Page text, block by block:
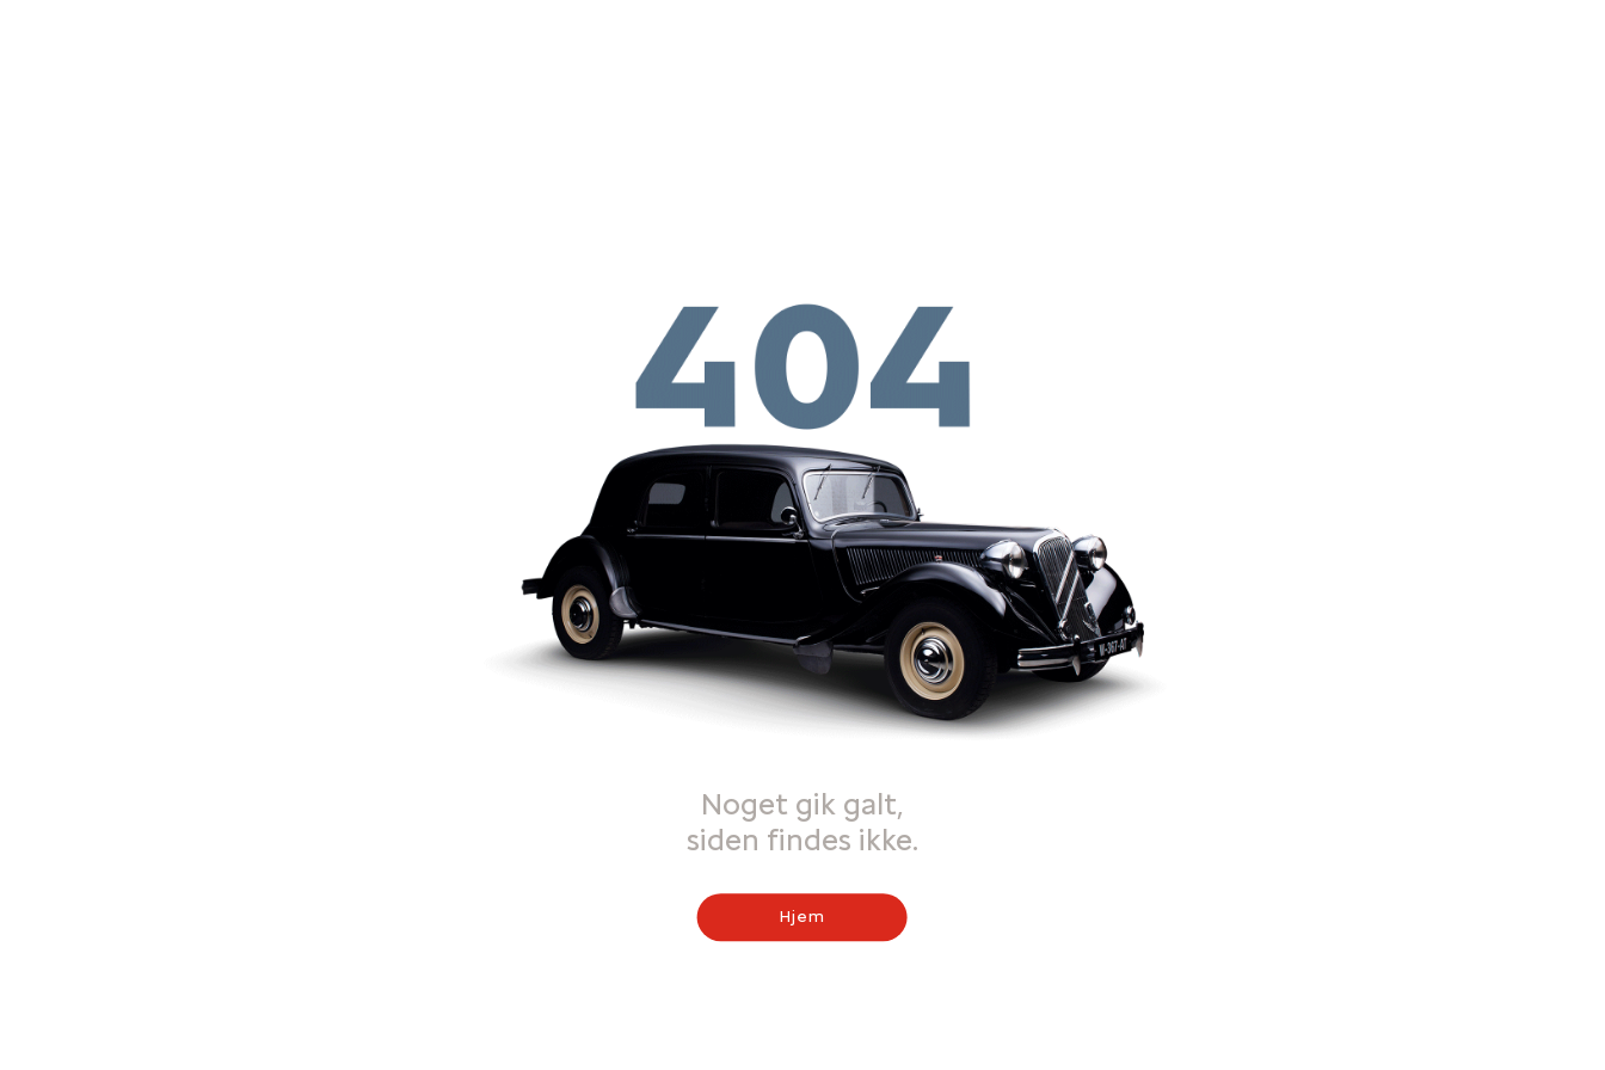
Noget gik galt,
siden findes ikke.
Hjem